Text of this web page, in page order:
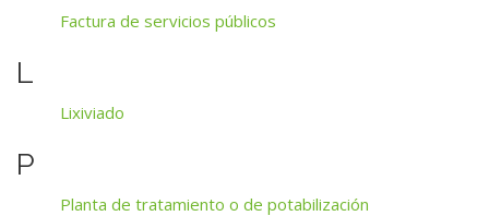
Factura de servicios públicos
L
Lixiviado
P
Planta de tratamiento o de potabilización